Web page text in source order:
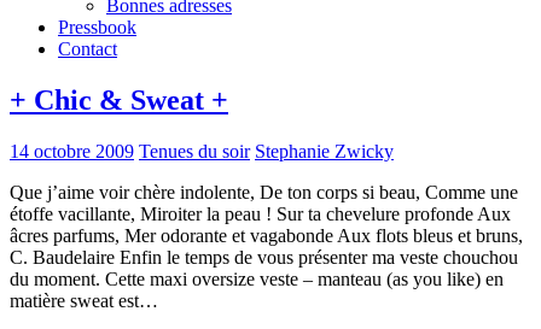
Bonnes adresses
Pressbook
Contact
+ Chic & Sweat +
14 octobre 2009 Tenues du soir Stephanie Zwicky
Que j’aime voir chère indolente, De ton corps si beau, Comme une
étoffe vacillante, Miroiter la peau ! Sur ta chevelure profonde Aux
âcres parfums, Mer odorante et vagabonde Aux flots bleus et bruns,
C. Baudelaire Enfin le temps de vous présenter ma veste chouchou
du moment. Cette maxi oversize veste – manteau (as you like) en
matière sweat est…